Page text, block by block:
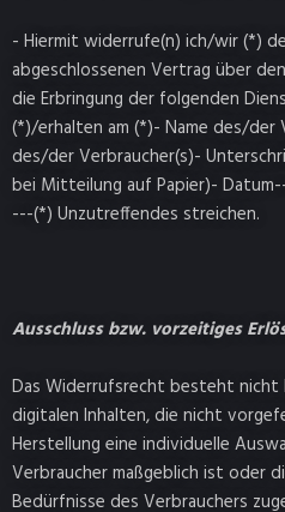
- Hiermit widerrufe(n) ich/wir (*)
abgeschlossenen Vertrag über
die Erbringung der folgenden
(*)/erhalten am (*)- Name des/
des/der Verbraucher(s)-
bei Mitteilung auf Papier)-
---(*) Unzutreffendes streichen.
Ausschluss bzw. vorzeitiges
Das Widerrufsrecht besteht nicht
digitalen Inhalten, die nicht
Herstellung eine individuelle
Verbraucher maßgeblich ist oder
Bedürfnisse des Verbrauchers